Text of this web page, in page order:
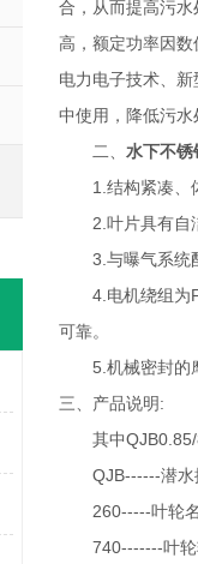
合，从而提高污
高，额定功率因
电力电子技术、
中使用，降低污
二、 水下不锈
1.结构紧凑、体
2.叶片具有自洁
3.与曝气系统配
4.电机绕组为F
可靠。
5.机械密封的摩
三、产品说明:
其中QJB0.85/
QJB------潜水
260-----叶轮名
740-------叶轮